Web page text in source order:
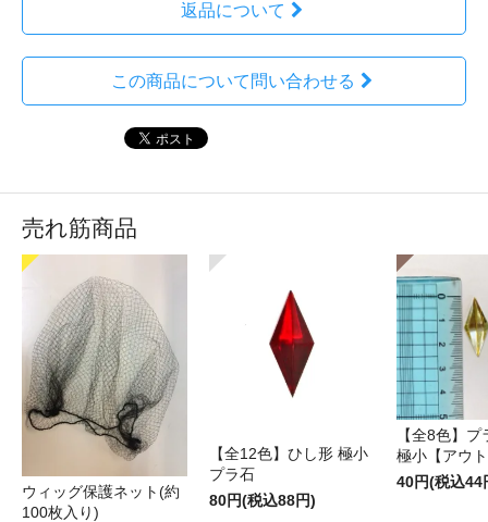
返品について
この商品について問い合わせる
売れ筋商品
ウィッグ保護ネット(約
100枚入り)
【全12色】ひし形 極小
プラ石
80円(税込88円)
【全8色】
極小【アウ
40円(税込44